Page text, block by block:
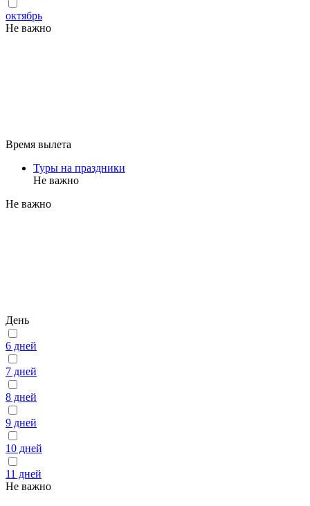
октябрь
Не важно
Время вылета
Туры на праздники
Не важно
Не важно
День
6 дней
7 дней
8 дней
9 дней
10 дней
11 дней
Не важно